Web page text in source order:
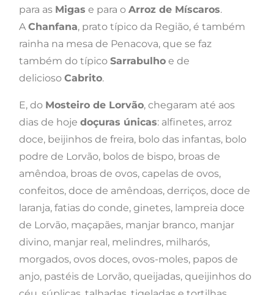
para as Migas e para o Arroz de Míscaros.
A Chanfana, prato típico da Região, é também
rainha na mesa de Penacova, que se faz
também do típico Sarrabulho e de
delicioso Cabrito.
E, do Mosteiro de Lorvão, chegaram até aos
dias de hoje doçuras únicas: alfinetes, arroz
doce, beijinhos de freira, bolo das infantas, bolo
podre de Lorvão, bolos de bispo, broas de
amêndoa, broas de ovos, capelas de ovos,
confeitos, doce de amêndoas, derriços, doce de
laranja, fatias do conde, ginetes, lampreia doce
de Lorvão, maçapães, manjar branco, manjar
divino, manjar real, melindres, milharós,
morgados, ovos doces, ovos-moles, papos de
anjo, pastéis de Lorvão, queijadas, queijinhos do